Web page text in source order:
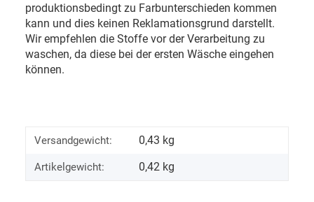
produktionsbedingt zu Farbunterschieden kommen
kann und dies keinen Reklamationsgrund darstellt.
Wir empfehlen die Stoffe vor der Verarbeitung zu
waschen, da diese bei der ersten Wäsche eingehen
können.
Versandgewicht: 0,43 kg
Artikelgewicht: 0,42 kg